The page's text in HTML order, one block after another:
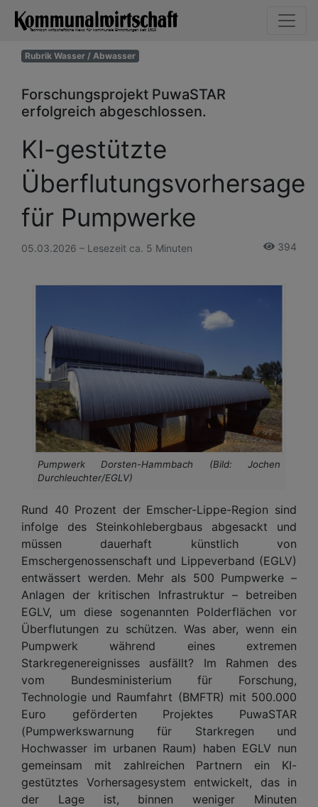
Rubrik Wasser / Abwasser
Forschungsprojekt PuwaSTAR
erfolgreich abgeschlossen.
KI-gestützte
Überflutungsvorhersage
für Pumpwerke
05.03.2026 – Lesezeit ca. 5 Minuten 394
Pumpwerk Dorsten-Hammbach (Bild: Jochen
Durchleuchter/EGLV)
Rund 40 Prozent der Emscher-Lippe-Region sind
infolge des Steinkohlebergbaus abgesackt und
müssen dauerhaft künstlich von
Emschergenossenschaft und Lippeverband (EGLV)
entwässert werden. Mehr als 500 Pumpwerke –
Anlagen der kritischen Infrastruktur – betreiben
EGLV, um diese sogenannten Polderflächen vor
Überflutungen zu schützen. Was aber, wenn ein
Pumpwerk während eines extremen
Starkregenereignisses ausfällt? Im Rahmen des
vom Bundesministerium für Forschung,
Technologie und Raumfahrt (BMFTR) mit 500.000
Euro geförderten Projektes PuwaSTAR
(Pumpwerkswarnung für Starkregen und
Hochwasser im urbanen Raum) haben EGLV nun
gemeinsam mit zahlreichen Partnern ein KI-
gestütztes Vorhersagesystem entwickelt, das in
der Lage ist, binnen weniger Minuten